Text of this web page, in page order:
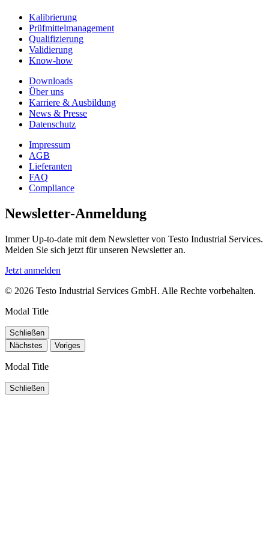
Kalibrierung
Prüfmittelmanagement
Qualifizierung
Validierung
Know-how
Downloads
Über uns
Karriere & Ausbildung
News & Presse
Datenschutz
Impressum
AGB
Lieferanten
FAQ
Compliance
Newsletter-Anmeldung
Immer Up-to-date mit dem Newsletter von Testo Industrial Services.
Melden Sie sich jetzt für unseren Newsletter an.
Jetzt anmelden
© 2026 Testo Industrial Services GmbH. Alle Rechte vorbehalten.
Modal Title
Schließen
Nächstes
Voriges
Modal Title
Schließen